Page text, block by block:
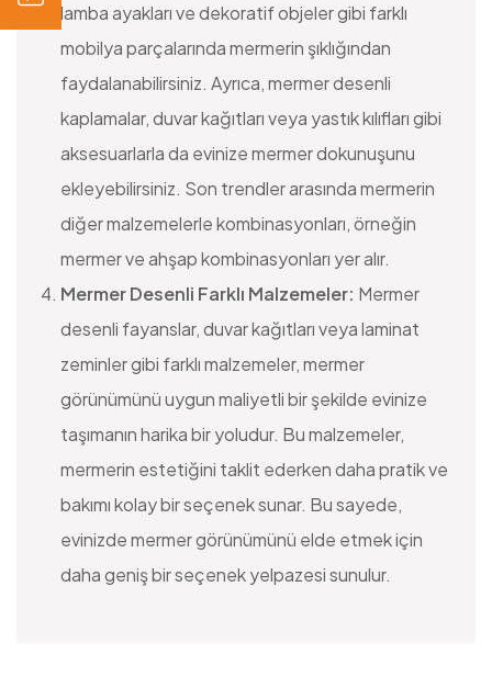
lamba ayakları ve dekoratif objeler gibi farklı
mobilya parçalarında mermerin şıklığından
faydalanabilirsiniz. Ayrıca, mermer desenli
kaplamalar, duvar kağıtları veya yastık kılıfları gibi
aksesuarlarla da evinize mermer dokunuşunu
ekleyebilirsiniz. Son trendler arasında mermerin
diğer malzemelerle kombinasyonları, örneğin
mermer ve ahşap kombinasyonları yer alır.
Mermer Desenli Farklı Malzemeler: Mermer
desenli fayanslar, duvar kağıtları veya laminat
zeminler gibi farklı malzemeler, mermer
görünümünü uygun maliyetli bir şekilde evinize
taşımanın harika bir yoludur. Bu malzemeler,
mermerin estetiğini taklit ederken daha pratik ve
bakımı kolay bir seçenek sunar. Bu sayede,
evinizde mermer görünümünü elde etmek için
daha geniş bir seçenek yelpazesi sunulur.